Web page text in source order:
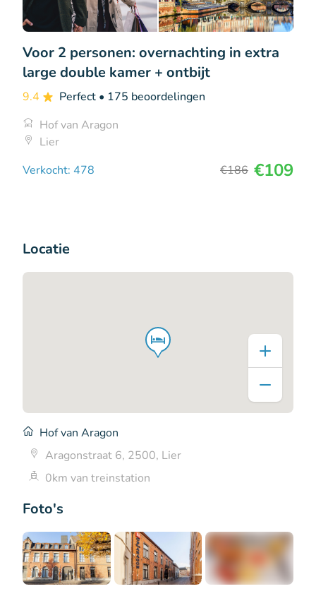
Voor 2 personen: overnachting in extra
large double kamer + ontbijt
9.4 Perfect • 175 beoordelingen
Hof van Aragon
Lier
Verkocht: 478
€186 €109
Foto's
Locatie
Hof van Aragon
Aragonstraat 6, 2500, Lier
0km van treinstation